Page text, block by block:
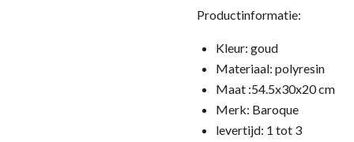
Productinformatie:
Kleur: goud
Materiaal: polyresin
Maat :54.5x30x20 cm
Merk: Baroque
levertijd: 1 tot 3